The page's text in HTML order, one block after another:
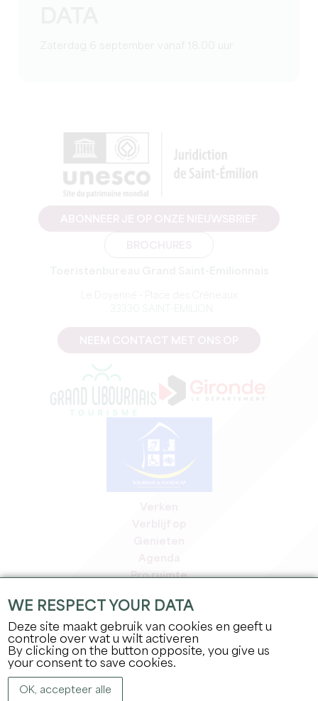
Pro ruimte
Pers ruimte
Banen & stages
Juridische informatie
Privacybeleid
WE RESPECT YOUR DATA
Deze site maakt gebruik van cookies en geeft u
controle over wat u wilt activeren
By clicking on the button opposite, you give us
your consent to save cookies.
OK, accepteer alle